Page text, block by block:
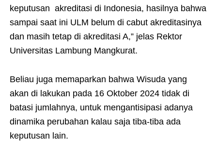
keputusan akreditasi di Indonesia, hasilnya bahwa
sampai saat ini ULM belum di cabut akreditasinya
dan masih tetap di akreditasi A,” jelas Rektor
Universitas Lambung Mangkurat.
Beliau juga memaparkan bahwa Wisuda yang
akan di lakukan pada 16 Oktober 2024 tidak di
batasi jumlahnya, untuk mengantisipasi adanya
dinamika perubahan kalau saja tiba-tiba ada
keputusan lain.